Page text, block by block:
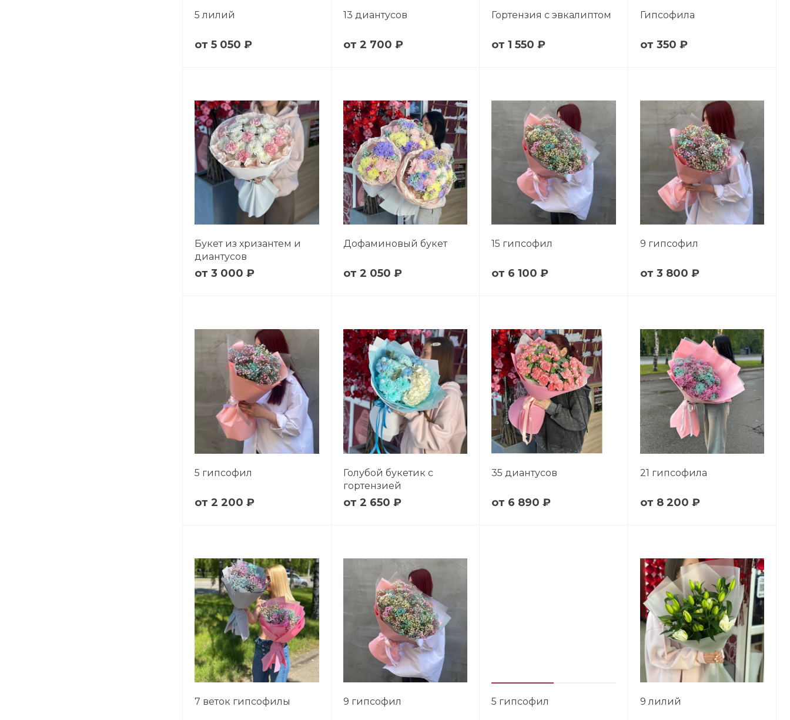
5 лилий
5 050 ₽
13 диантусов
2 700 ₽
Гортензия с эвкалиптом
1 550 ₽
Гипсофила
350 ₽
Букет из хризантем и
диантусов
3 000 ₽
Дофаминовый букет
2 050 ₽
15 гипсофил
6 100 ₽
9 гипсофил
3 800 ₽
5 гипсофил
2 200 ₽
Голубой букетик с
гортензией
2 650 ₽
35 диантусов
6 890 ₽
21 гипсофила
8 200 ₽
7 веток гипсофилы 9 гипсофил 5 гипсофил 9 лилий